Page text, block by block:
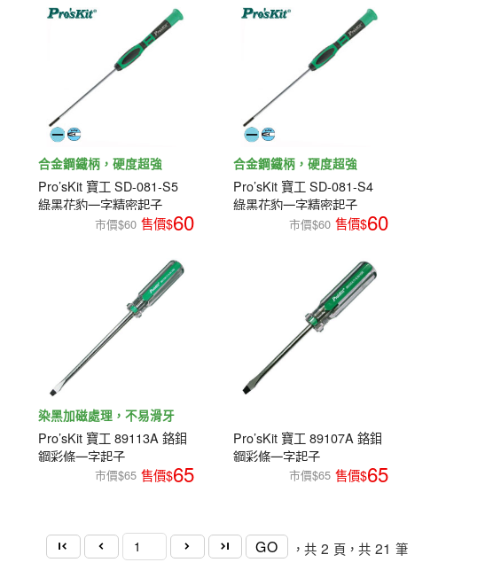
合金鋼鐵柄，硬度超強
Pro’sKit 寶工 SD-081-S5
綠黑花豹一字精密起子
市價$60 60
合金鋼鐵柄，硬度超強
Pro’sKit 寶工 SD-081-S4
綠黑花豹一字精密起子
市價$60 60
染黑加磁處理，不易滑牙
Pro’sKit 寶工 89113A 鉻鉬
鋼彩條一字起子
(6.0*150mm)市價$65 65
Pro’sKit 寶工 89107A 鉻鉬
鋼彩條一字起子
(6.0*100mm)市價$65 65
GO ，共 2 頁，共 21 筆